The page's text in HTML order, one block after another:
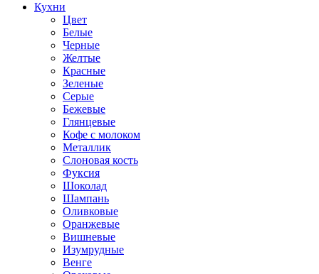
Кухни
Цвет
Белые
Черные
Желтые
Красные
Зеленые
Серые
Бежевые
Глянцевые
Кофе с молоком
Металлик
Слоновая кость
Фуксия
Шоколад
Шампань
Оливковые
Оранжевые
Вишневые
Изумрудные
Венге